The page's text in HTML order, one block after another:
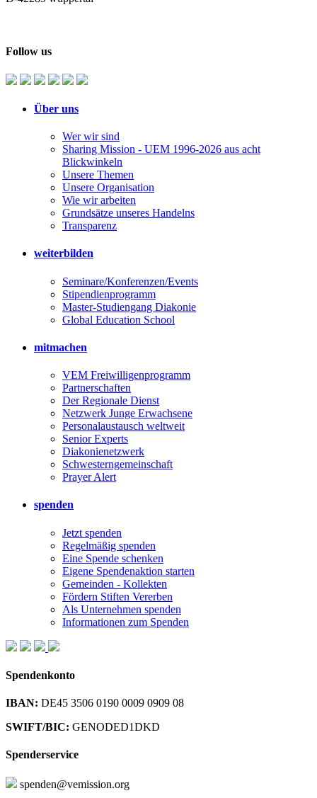
Follow us
Über uns
Wer wir sind
Sharing Mission - UEM 1996-2026 aus acht
Blickwinkeln
Unsere Themen
Unsere Organisation
Wie wir arbeiten
Grundsätze unseres Handelns
Transparenz
weiterbilden
Seminare/Konferenzen/Events
Stipendienprogramm
Master-Studiengang Diakonie
Global Education School
mitmachen
VEM Freiwilligenprogramm
Partnerschaften
Der Regionale Dienst
Netzwerk Junge Erwachsene
Personalaustausch weltweit
Senior Experts
Diakonienetzwerk
Schwesterngemeinschaft
Prayer Alert
spenden
Jetzt spenden
Regelmäßig spenden
Eine Spende schenken
Eigene Spendenaktion starten
Gemeinden - Kollekten
Fördern Stiften Vererben
Als Unternehmen spenden
Informationen zum Spenden
Spendenkonto
IBAN: DE45 3506 0190 0009 0909 08
SWIFT/BIC: GENODED1DKD
Spenderservice
spenden@vemission.org